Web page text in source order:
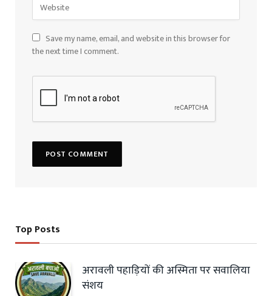
Save my name, email, and website in this browser for
the next time I comment.
Top Posts
अरावली पहाड़ियों की अस्मिता पर सवालिया
संशय